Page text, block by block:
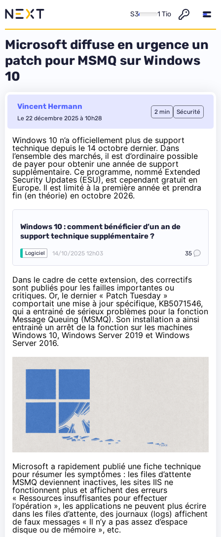
S3 1 Tio
Microsoft diffuse en urgence un
patch pour MSMQ sur Windows
10
Vincent Hermann
Le 22 décembre 2025 à 10h28
2 min Sécurité
Windows 10 n’a officiellement plus de support
technique depuis le 14 octobre dernier. Dans
l’ensemble des marchés, il est d’ordinaire possible
de payer pour obtenir une année de support
supplémentaire. Ce programme, nommé Extended
Security Updates (ESU), est cependant gratuit en
Europe. Il est limité à la première année et prendra
fin (en théorie) en octobre 2026.
Windows 10 : comment bénéficier d’un an de
support technique supplémentaire ?
Logiciel 14/10/2025 12h03 35
Dans le cadre de cette extension, des correctifs
sont publiés pour les failles importantes ou
critiques. Or, le dernier « Patch Tuesday »
comportait une mise à jour spécifique, KB5071546,
qui a entrainé de sérieux problèmes pour la fonction
Message Queuing (MSMQ). Son installation a ainsi
entrainé un arrêt de la fonction sur les machines
Windows 10, Windows Server 2019 et Windows
Server 2016.
Microsoft a rapidement publié une fiche technique
pour résumer les symptômes : les files d’attente
MSMQ deviennent inactives, les sites IIS ne
fonctionnent plus et affichent des erreurs
« Ressources insuffisantes pour effectuer
l’opération », les applications ne peuvent plus écrire
dans les files d’attente, des journaux (logs) affichent
de faux messages « Il n’y a pas assez d’espace
disque ou de mémoire », etc.